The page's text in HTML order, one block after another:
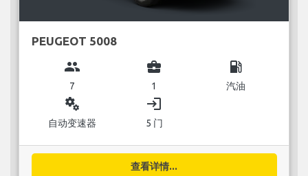
PEUGEOT 5008
group
7
business_center
1
local_gas_station
汽油
miscellaneous_services
自动变速器
login
5 门
查看详情...